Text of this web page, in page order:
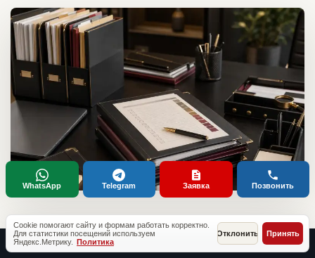
Cookie помогают сайту и формам работать корректно.
Для статистики посещений используем
Яндекс.Метрику. Политика
Отклонить Принять
WhatsApp Telegram Заявка Позвонить